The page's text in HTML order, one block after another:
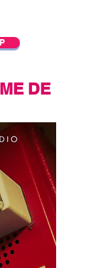
DE